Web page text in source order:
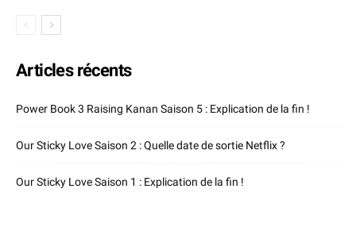
Articles récents
Power Book 3 Raising Kanan Saison 5 : Explication de la fin !
Our Sticky Love Saison 2 : Quelle date de sortie Netflix ?
Our Sticky Love Saison 1 : Explication de la fin !